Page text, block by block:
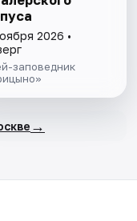
2026 •
заповедник
→